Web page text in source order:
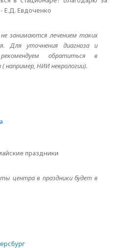
Е.Д. Евдоченко
занимаются лечением таких
Для уточнения диагноза и
обратиться в
например, НИИ неврологии).
праздники
центра в праздники будет в